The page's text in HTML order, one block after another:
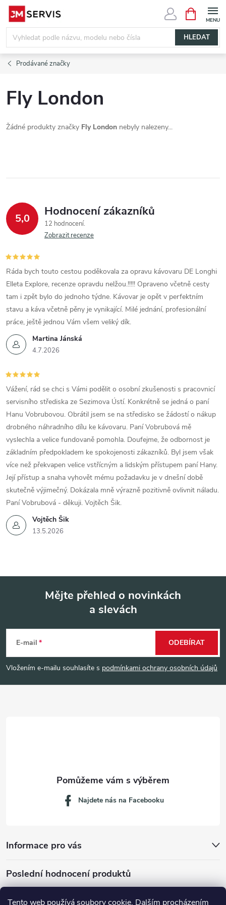
Tento web používá soubory cookie. Dalším procházením
Přejít
obsah
HLEDAT
NÁKUPNÍ
KOŠÍK
Prodávané značky
Fly London
Žádné produkty značky Fly London nebyly nalezeny...
5,0 Hodnocení zákazníků
12 hodnocení
Zobrazit recenze
Martina Jánská
4.7.2026
Ráda bych touto cestou poděkovala za opravu kávovaru DE Longhi
Elleta Explore, recenze opravdu nelžou.!!!!! Opraveno včetně cesty
tam i zpět bylo do jednoho týdne. Kávovar je opět v perfektním
stavu a káva včetně pěny je vynikající. Milé jednání, profesionální
práce, ještě jednou Vám všem veliký dík.
Vojtěch Šik
13.5.2026
Vážení, rád se chci s Vámi podělit o osobní zkušenosti s pracovnicí
servisního střediska ze Sezimova Ústí. Konkrétně se jedná o paní
Hanu Vobrubovou. Obrátil jsem se na středisko se žádostí o nákup
drobného náhradního dílu ke kávovaru. Paní Vobrubová mě
vyslechla a velice fundovaně pomohla. Doufejme, že odbornost je
základním předpokladem ke spokojenosti zákazníků. Byl jsem však
více než překvapen velice vstřícným a lidským přístupem paní Hany.
Její přístup a snaha vyhovět mému požadavku je v dnešní době
skutečně výjimečný. Dokázala mně výrazně pozitivně ovlivnit náladu.
Paní Vobrubová - děkuji. Vojtěch Šik.
p
a
Mějte přehled o novinkách
a slevách
E-mail
Vložením e-mailu souhlasíte s podmínkami ochrany osobních údajů
ODEBÍRAT
Informace pro vás
Najdete nás na Facebooku
Poslední hodnocení produktů